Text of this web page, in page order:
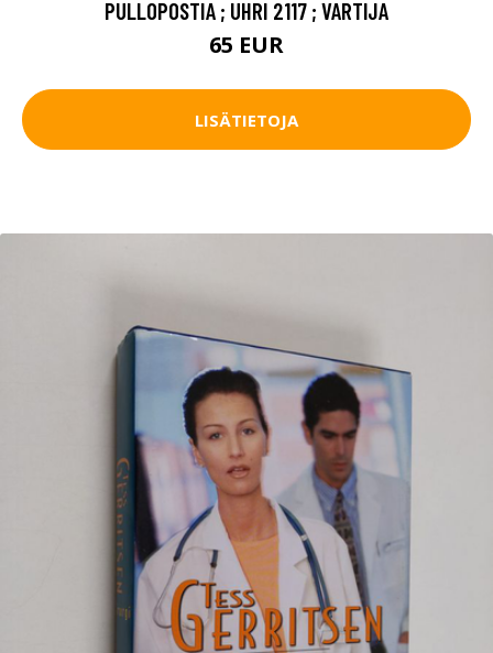
PULLOPOSTIA ; UHRI 2117 ; VARTIJA
65 EUR
LISÄTIETOJA